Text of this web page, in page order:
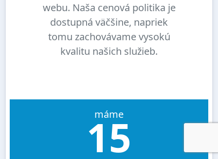
webu. Naša cenová politika je
dostupná väčšine, napriek
tomu zachovávame vysokú
kvalitu našich služieb.
máme
15